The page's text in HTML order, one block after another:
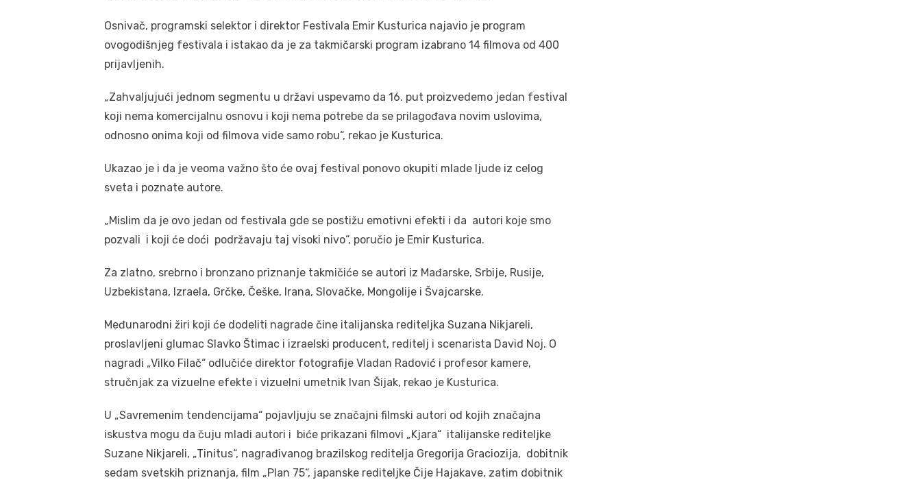
Osnivač, programski selektor i direktor Festivala Emir Kusturica najavio je program
ovogodišnjeg festivala i istakao da je za takmičarski program izabrano 14 filmova od 400
prijavljenih.
„Zahvaljujući jednom segmentu u državi uspevamo da 16. put proizvedemo jedan festival
koji nema komercijalnu osnovu i koji nema potrebe da se prilagođava novim uslovima,
odnosno onima koji od filmova vide samo robu“, rekao je Kusturica.
Ukazao je i da je veoma važno što će ovaj festival ponovo okupiti mlade ljude iz celog
sveta i poznate autore.
„Mislim da je ovo jedan od festivala gde se postižu emotivni efekti i da autori koje smo
pozvali i koji će doći podržavaju taj visoki nivo“, poručio je Emir Kusturica.
Za zlatno, srebrno i bronzano priznanje takmičiće se autori iz Mađarske, Srbije, Rusije,
Uzbekistana, Izraela, Grčke, Češke, Irana, Slovačke, Mongolije i Švajcarske.
Međunarodni žiri koji će dodeliti nagrade čine italijanska rediteljka Suzana Nikjareli,
proslavljeni glumac Slavko Štimac i izraelski producent, reditelj i scenarista David Noj. O
nagradi „Vilko Filač“ odlučiće direktor fotografije Vladan Radović i profesor kamere,
stručnjak za vizuelne efekte i vizuelni umetnik Ivan Šijak, rekao je Kusturica.
U „Savremenim tendencijama“ pojavljuju se značajni filmski autori od kojih značajna
iskustva mogu da čuju mladi autori i biće prikazani filmovi „Kjara“ italijanske rediteljke
Suzane Nikjareli, „Tinitus“, nagrađivanog brazilskog reditelja Gregorija Graciozija, dobitnik
sedam svetskih priznanja, film „Plan 75“, japanske rediteljke Čije Hajakave, zatim dobitnik